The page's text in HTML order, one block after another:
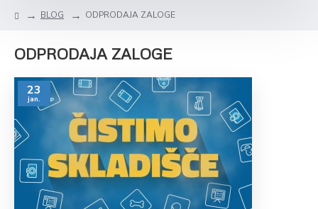
BLOG ODPRODAJA ZALOGE
ODPRODAJA ZALOGE
23
jan.